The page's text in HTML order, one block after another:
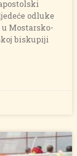
odluke
Mostarsko-
biskupiji